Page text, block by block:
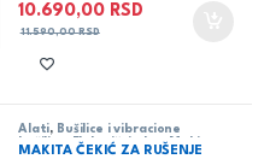
10.690,00 RSD
11.590,00RSD
Alati, Bušilice i vibracione
Električni alat ,
MAKITA ČEKIĆ ZA RUŠENJE